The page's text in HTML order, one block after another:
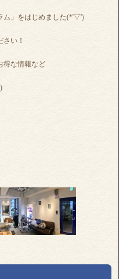
ム」をはじめました(*'▽')
い！
得な情報など